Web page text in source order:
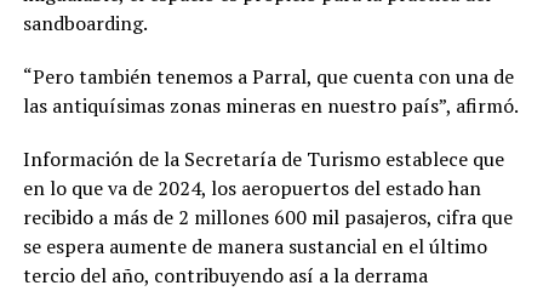
sandboarding.
“Pero también tenemos a Parral, que cuenta con una de
las antiquísimas zonas mineras en nuestro país”, afirmó.
Información de la Secretaría de Turismo establece que
en lo que va de 2024, los aeropuertos del estado han
recibido a más de 2 millones 600 mil pasajeros, cifra que
se espera aumente de manera sustancial en el último
tercio del año, contribuyendo así a la derrama